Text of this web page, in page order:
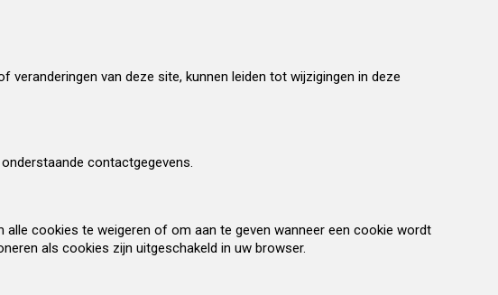
van deze site, kunnen leiden tot wijzigingen in deze
contactgegevens.
cookies te weigeren of om aan te geven wanneer een cookie wordt
als cookies zijn uitgeschakeld in uw browser.